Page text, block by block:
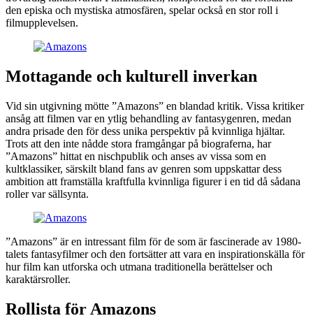
den episka och mystiska atmosfären, spelar också en stor roll i
filmupplevelsen.
Mottagande och kulturell inverkan
Vid sin utgivning mötte ”Amazons” en blandad kritik. Vissa kritiker
ansåg att filmen var en ytlig behandling av fantasygenren, medan
andra prisade den för dess unika perspektiv på kvinnliga hjältar.
Trots att den inte nådde stora framgångar på biograferna, har
”Amazons” hittat en nischpublik och anses av vissa som en
kultklassiker, särskilt bland fans av genren som uppskattar dess
ambition att framställa kraftfulla kvinnliga figurer i en tid då sådana
roller var sällsynta.
”Amazons” är en intressant film för de som är fascinerade av 1980-
talets fantasyfilmer och den fortsätter att vara en inspirationskälla för
hur film kan utforska och utmana traditionella berättelser och
karaktärsroller.
Rollista för Amazons